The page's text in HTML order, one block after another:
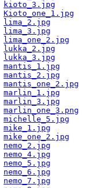
kioto_3.jpg
Kioto_one_1.jpg
lima_2.jpg
lima_3.jpg
lima_one_2.jpg
lukka_2.jpg
lukka_3.jpg
mantis_1.jpg
mantis_2.jpg
mantis_one_2.jpg
marlin_1.jpg
marlin_3.jpg
marlin_one_3.png
michelle_5.jpg
mike_1.jpg
mike_one_2.jpg
nemo_2.jpg
nemo_4.jpg
nemo_5.jpg
nemo_6.jpg
nemo_7.jpg